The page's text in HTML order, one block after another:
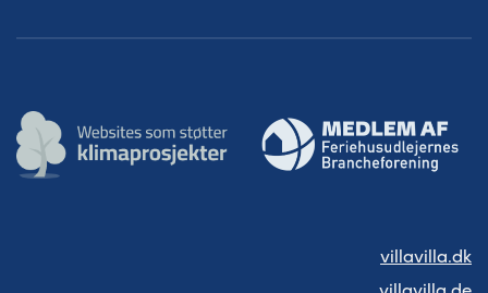
villavilla.dk